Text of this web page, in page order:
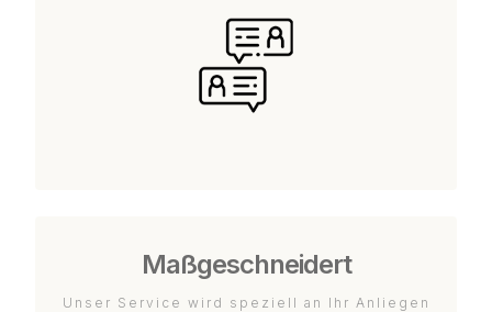
Maßgeschneidert
Unser Service wird speziell an Ihr Anliegen